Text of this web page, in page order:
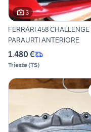
3
FERRARI 458 CHALLENGE
PARAURTI ANTERIORE
1.480 €
Trieste(TS)